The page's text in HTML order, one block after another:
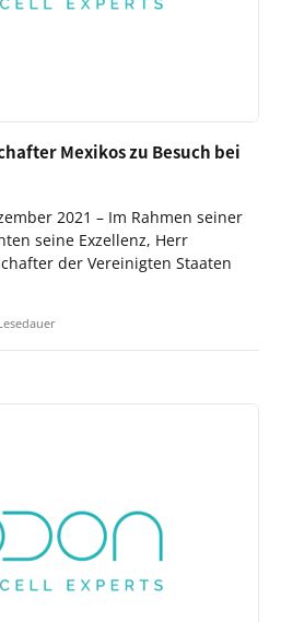
Mexikos zu Besuch bei
2021 – Im Rahmen seiner
seine Exzellenz, Herr
der Vereinigten Staaten